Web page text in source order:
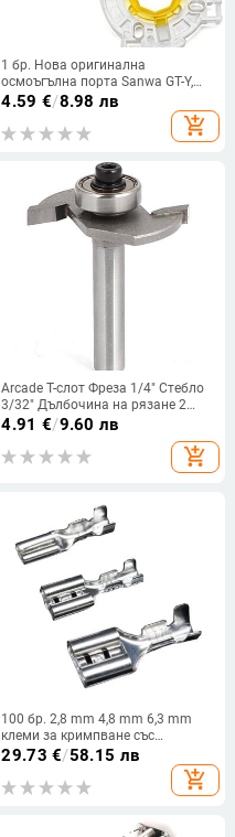
1 бр. Нова оригинална
осмоъгълна порта Sanwa GT-Y,
подходяща за джойстик Sanwa
JLF 8-посочна врата за части на
аркаден джойстик
4.59 €/8.98 лв
add_shopping_cart
Arcade T-слот Фреза 1/4" Стебло
3/32" Дълбочина на рязане 2
вдлъбнатини HSS T-Slot
Шкафове за инструменти за
нарязване на канали Машини
4.91 €/9.60 лв
add_shopping_cart
100 бр. 2,8 mm 4,8 mm 6,3 mm
клеми за кримпване със
силиконов калъф, женски бърз
конектор за аркадна пръчка
Hitbix Mixbox кабелни
29.73 €/58.15 лв
add_shopping_cart